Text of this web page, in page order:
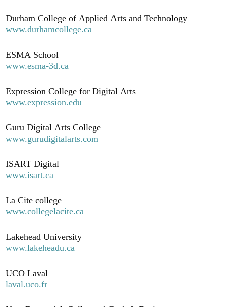
Durham College of Applied Arts and Technology
www.durhamcollege.ca
ESMA School
www.esma-3d.ca
Expression College for Digital Arts
www.expression.edu
Guru Digital Arts College
www.gurudigitalarts.com
ISART Digital
www.isart.ca
La Cite college
www.collegelacite.ca
Lakehead University
www.lakeheadu.ca
UCO Laval
laval.uco.fr